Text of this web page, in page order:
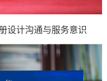
设计沟通与服务意识